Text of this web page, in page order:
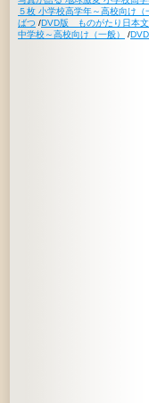
５枚 小学校高学年～高校向け（
ばつ /DVD版 ものがたり日本
中学校～高校向け（一般）
/